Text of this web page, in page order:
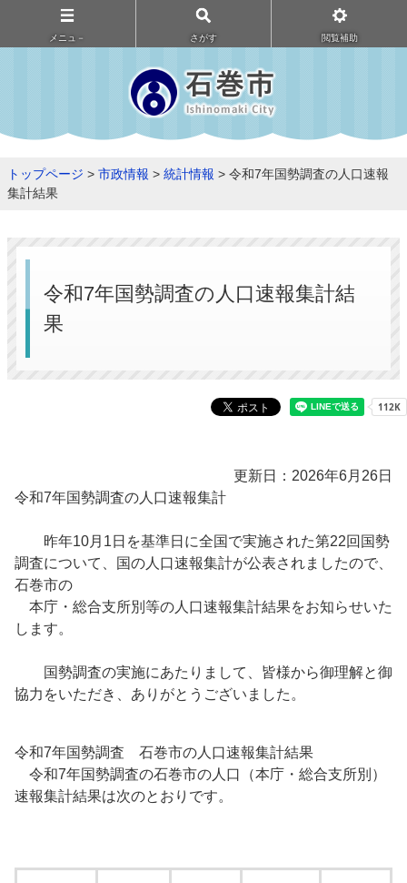
メニュ－ さがす 閲覧補助
トップページ > 市政情報 > 統計情報 > 令和7年国勢調査の人口速報
集計結果
令和7年国勢調査の人口速報集計結
果
更新日：2026年6月26日
令和7年国勢調査の人口速報集計
昨年10月1日を基準日に全国で実施された第22回国勢
調査について、国の人口速報集計が公表されましたので、
石巻市の
本庁・総合支所別等の人口速報集計結果をお知らせいた
します。
国勢調査の実施にあたりまして、皆様から御理解と御
協力をいただき、ありがとうございました。
令和7年国勢調査 石巻市の人口速報集計結果
令和7年国勢調査の石巻市の人口（本庁・総合支所別）
速報集計結果は次のとおりです。